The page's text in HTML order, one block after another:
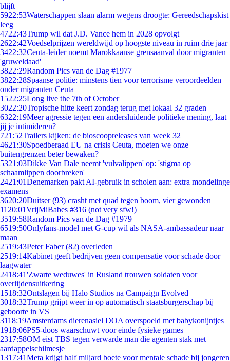
blijft
5922:53Waterschappen slaan alarm wegens droogte: Gereedschapskist
leeg
4722:43Trump wil dat J.D. Vance hem in 2028 opvolgt
2622:42Voedselprijzen wereldwijd op hoogste niveau in ruim drie jaar
3422:32Ceuta-leider noemt Marokkaanse grensaanval door migranten
'gruweldaad'
3822:29Random Pics van de Dag #1977
3822:28Spaanse politie: minstens tien voor terrorisme veroordeelden
onder migranten Ceuta
1522:25Long live the 7th of October
3022:20Tropische hitte keert zondag terug met lokaal 32 graden
6322:19Meer agressie tegen een andersluidende politieke mening, laat
jij je intimideren?
721:52Trailers kijken: de bioscoopreleases van week 32
4621:30Spoedberaad EU na crisis Ceuta, moeten we onze
buitengrenzen beter bewaken?
5321:03Dikke Van Dale neemt 'vulvalippen' op: 'stigma op
schaamlippen doorbreken'
2421:01Denemarken pakt AI-gebruik in scholen aan: extra mondelinge
examens
3620:20Duitser (93) crasht met quad tegen boom, vier gewonden
11 20:01VrijMiBabes #316 (not very sfw!)
3519:58Random Pics van de Dag #1979
6519:50Onlyfans-model met G-cup wil als NASA-ambassadeur naar
maan
2519:43Peter Faber (82) overleden
2519:14Kabinet geeft bedrijven geen compensatie voor schade door
laagwater
2418:41'Zwarte weduwes' in Rusland trouwen soldaten voor
overlijdensuitkering
1518:32Ontslagen bij Halo Studios na Campaign Evolved
3018:32Trump grijpt weer in op automatisch staatsburgerschap bij
geboorte in VS
3118:19Amsterdams dierenasiel DOA overspoeld met babykonijntjes
1918:06PS5-doos waarschuwt voor einde fysieke games
2317:58OM eist TBS tegen verwarde man die agenten stak met
aardappelschilmesje
1317:41Meta krijgt half miljard boete voor mentale schade bij jongeren